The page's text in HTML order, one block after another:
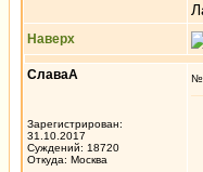
Наверх
СлаваА
Зарегистрирован:
31.10.2017
Суждений: 18720
Откуда: Москва
№